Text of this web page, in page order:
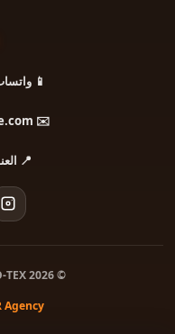
📱 واتساب:
✉️ contact@o-textile.com
📍
© 2026 O-TEX — جميع الحقوق محفوظة
Agency